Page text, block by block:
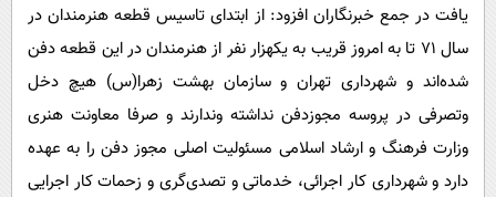
فناوری
گوناگون
محیط زیست
سلامت
روانشناسی
آشپزی
دانلود
یافت در جمع خبرنگاران افزود: از ابتدای تاسیس قطعه هنرمندان در
سال 71 تا به امروز قریب به یکهزار نفر از هنرمندان در این قطعه دفن
شده‌اند و شهرداری تهران و سازمان بهشت زهرا(س) هیچ دخل
وتصرفی در پروسه مجوزدفن نداشته وندارند و صرفا معاونت هنری
وزارت فرهنگ و ارشاد اسلامی مسئولیت اصلی مجوز دفن را به عهده
دارد و شهرداری کار اجرائی، خدماتی و تصدی‌گری و زحمات کار اجرایی